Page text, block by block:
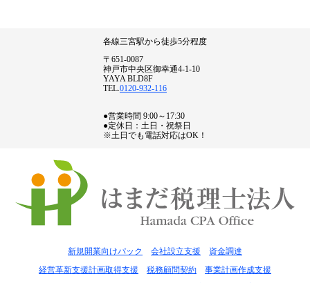
各線三宮駅から徒歩5分程度
〒651-0087
神戸市中央区御幸通4-1-10
YAYA BLD8F
TEL.0120-932-116
●営業時間 9:00～17:30
●定休日：土日・祝祭日
※土日でも電話対応はOK！
新規開業向けパック 会社設立支援
資金調達
経営革新支援計画取得支援
税務顧問契約
事業計画作成支援